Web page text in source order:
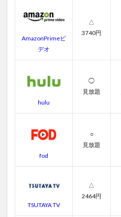
の娘
だか
無料
第1話
3.2
第3話
第4話
第5話
AmazonPrimeビ
デオ
△
3740円
hulu
◯
見放題
fod
○
見放題
TSUTAYA TV
△
2464円